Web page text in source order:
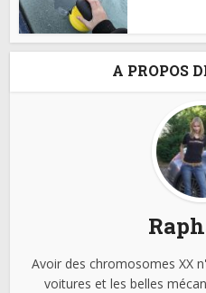
A PROPOS
Avoir des chromosomes XX
voitures et les belles